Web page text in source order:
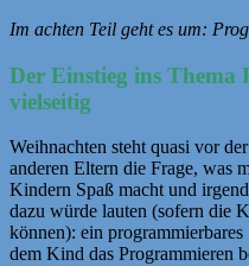
Im achten Teil geht es um:
Der Einstieg ins Thema
vielseitig
Weihnachten steht quasi vor
anderen Eltern die Frage, was
Kindern Spaß macht und
dazu würde lauten (sofern die
können): ein
dem Kind das Programmieren